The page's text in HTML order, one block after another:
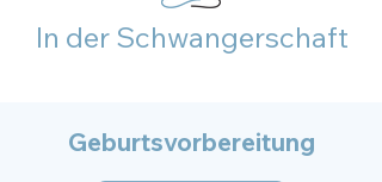
In der Schwangerschaft
Geburtsvorbereitung